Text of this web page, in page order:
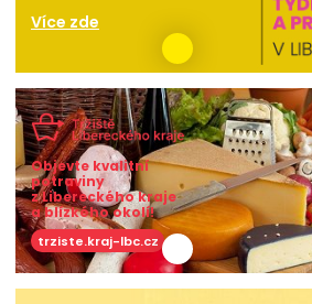
Více zde
Objevte kvalitní
potraviny
z Libereckého kraje
a blízkého okolí!
trziste.kraj-lbc.cz